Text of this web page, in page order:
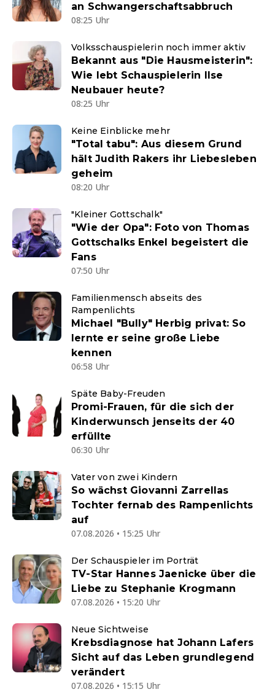
an Schwangerschaftsabbruch
08:25 Uhr
Volksschauspielerin noch immer aktiv
Bekannt aus "Die Hausmeisterin":
Wie lebt Schauspielerin Ilse
Neubauer heute?
08:25 Uhr
Keine Einblicke mehr
"Total tabu": Aus diesem Grund
hält Judith Rakers ihr Liebesleben
geheim
08:20 Uhr
"Kleiner Gottschalk"
"Wie der Opa": Foto von Thomas
Gottschalks Enkel begeistert die
Fans
07:50 Uhr
Familienmensch abseits des
Rampenlichts
Michael "Bully" Herbig privat: So
lernte er seine große Liebe
kennen
06:58 Uhr
Späte Baby-Freuden
Promi-Frauen, für die sich der
Kinderwunsch jenseits der 40
erfüllte
06:30 Uhr
Vater von zwei Kindern
So wächst Giovanni Zarrellas
Tochter fernab des Rampenlichts
auf
07.08.2026 • 15:25 Uhr
Der Schauspieler im Porträt
TV-Star Hannes Jaenicke über die
Liebe zu Stephanie Krogmann
07.08.2026 • 15:20 Uhr
Neue Sichtweise
Krebsdiagnose hat Johann Lafers
Sicht auf das Leben grundlegend
verändert
07.08.2026 • 15:15 Uhr